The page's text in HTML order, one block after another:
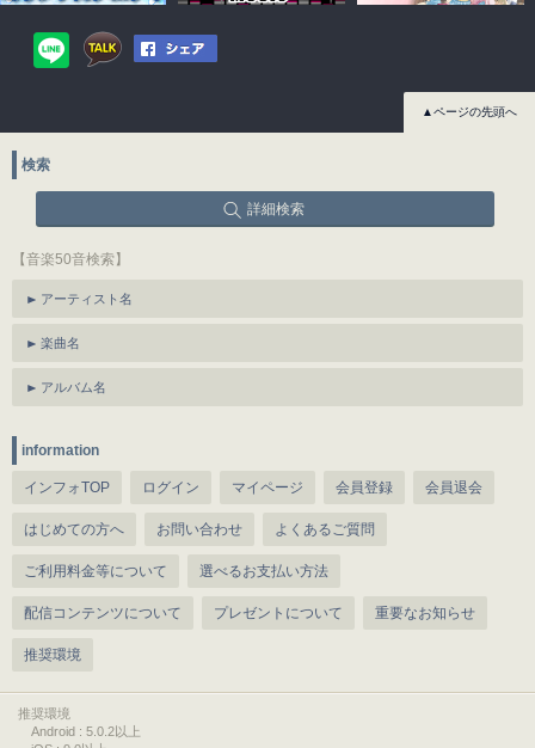
▲ページの先頭へ
検索
詳細検索
【音楽50音検索】
アーティスト名
楽曲名
アルバム名
information
インフォTOP ログイン マイページ 会員登録 会員退会
はじめての方へ お問い合わせ よくあるご質問
ご利用料金等について 選べるお支払い方法
配信コンテンツについて プレゼントについて 重要なお知らせ
推奨環境
推奨環境
Android : 5.0.2以上